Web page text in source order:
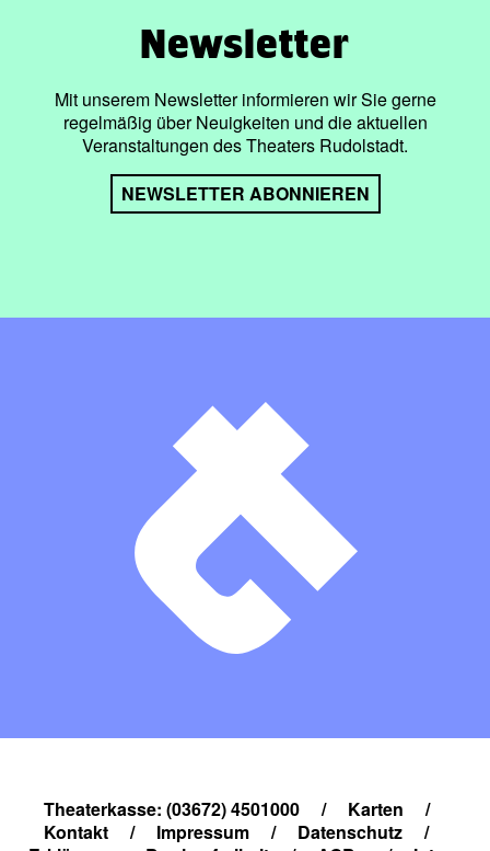
Newsletter
Mit unserem Newsletter informieren wir Sie gerne
regelmäßig über Neuigkeiten und die aktuellen
Veranstaltungen des Theaters Rudolstadt.
NEWSLETTER ABONNIEREN
Theaterkasse: (03672) 4501000 / Karten
/
Kontakt
/ Impressum / Datenschutz
/